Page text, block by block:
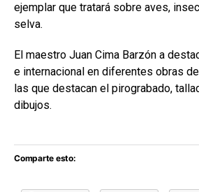
ejemplar que tratará sobre aves,
selva.
El maestro Juan Cima Barzón a
e internacional en diferentes obras
las que destacan el pirograbado,
dibujos.
Comparte esto: